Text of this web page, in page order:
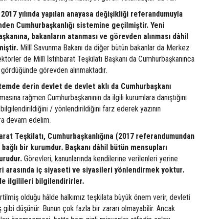
yılında yapılan anayasa değişikliği referandumuyla
Cumhurbaşkanlığı sistemine geçilmiştir. Yeni
bakanların atanması ve görevden alınması dâhil
Millî Savunma Bakanı da diğer bütün bakanlar da Merkez
de Millî İstihbarat Teşkilatı Başkanı da Cumhurbaşkanınca
görevden alınmaktadır.
derin devlet de devlet aklı da Cumhurbaşkanı
rağmen Cumhurbaşkanının da ilgili kurumlara danıştığını
/ yönlendirildiğini farz ederek yazının
devam edelim.
Teşkilatı, Cumhurbaşkanlığına (2017 referandumundan
bir kurumdur. Başkanı dâhil bütün mensupları
Görevleri, kanunlarında kendilerine verilenleri yerine
arasında iç siyaseti ve siyasileri yönlendirmek yoktur.
ilgilileri bilgilendirirler.
olduğu hâlde halkımız teşkilata büyük önem verir, devleti
düşünür. Bunun çok fazla bir zararı olmayabilir. Ancak